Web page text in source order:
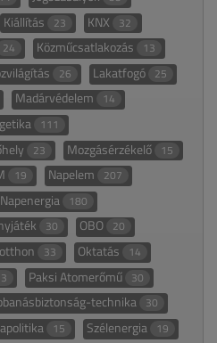
Kiállítás 23 KNX 32
24 Közműcsatlakozás 13
26 Lakatfogó 25
Madárvédelem 14
111
23 Mozgásérzékelő 15
19 Napelem 207
Napenergia 180
30 OBO 20
33 Oktatás 14
Paksi Atomerőmű 30
technika 30
15 Szélenergia 19